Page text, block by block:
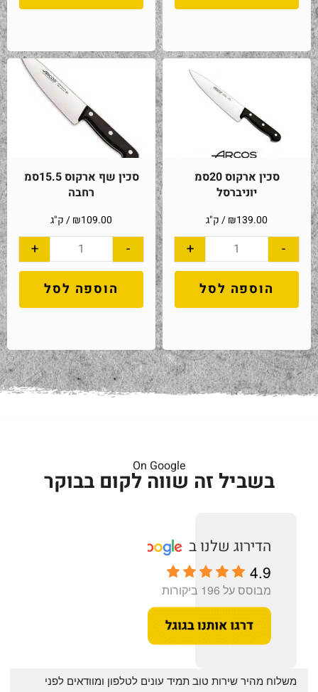
סכין ארקוס 20סמ
יוניברסל
₪139.00 / ק"ג
-
+
הוספה לסל
סכין שף ארקוס 15.5סמ
רחבה
₪109.00 / ק"ג
-
+
הוספה לסל
On Google
בשביל זה שווה לקום בבוקר
4.9
מבוסס על 196 ביקורות